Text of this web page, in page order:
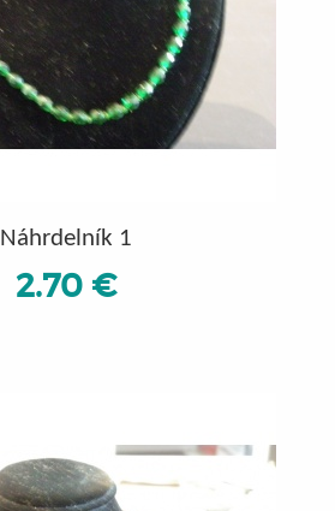
Náhrdelník 1
2.70 €